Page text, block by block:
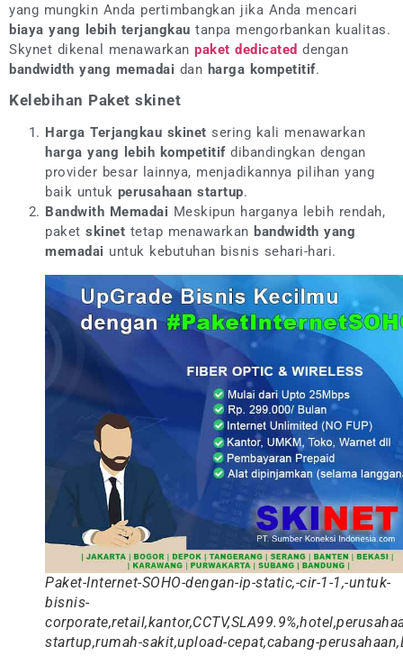
yang mungkin Anda pertimbangkan jika Anda mencari
biaya yang lebih terjangkau tanpa mengorbankan kualitas.
Skynet dikenal menawarkan paket dedicated dengan
bandwidth yang memadai dan harga kompetitif.
Kelebihan Paket skinet
Harga Terjangkau skinet sering kali menawarkan
harga yang lebih kompetitifdibandingkan dengan
provider besar lainnya, menjadikannya pilihan yang
baik untuk perusahaan startup.
Bandwith Memadai Meskipun harganya lebih rendah,
paket skinet tetap menawarkan bandwidth yang
memadai untuk kebutuhan bisnis sehari-hari.
Paket-Internet-SOHO-dengan-ip-static,-cir-1-1,-untuk-
bisnis-
startup,rumah-sakit,upload-cepat,cabang-